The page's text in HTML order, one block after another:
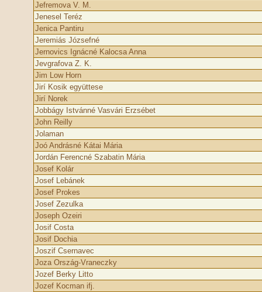
Jefremova V. M.
Jenesel Teréz
Jenica Pantiru
Jeremiás Józsefné
Jernovics Ignácné Kalocsa Anna
Jevgrafova Z. K.
Jim Low Horn
Jirí Kosik együttese
Jirí Norek
Jobbágy Istvánné Vasvári Erzsébet
John Reilly
Jolaman
Joó Andrásné Kátai Mária
Jordán Ferencné Szabatin Mária
Josef Kolár
Josef Lebánek
Josef Prokes
Josef Zezulka
Joseph Ozeiri
Josif Costa
Josif Dochia
Joszif Csernavec
Joza Ország-Vraneczky
Jozef Berky Litto
Jozef Kocman ifj.